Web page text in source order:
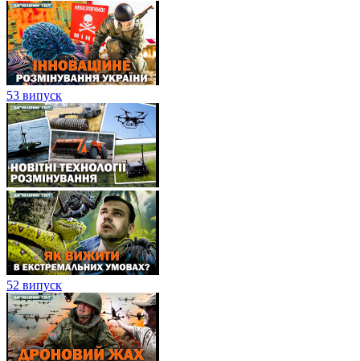
53 випуск
52 випуск